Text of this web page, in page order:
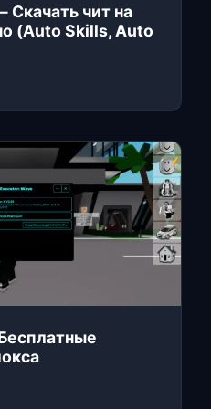
Скачать чит на
(Auto Skills, Auto